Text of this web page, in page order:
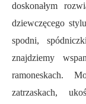
doskonałym
dziewczęcego
spodni,
znajdziemy
ramoneskach.
zatrzaskach,